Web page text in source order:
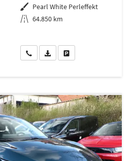
Außenfarbe Pearl White Perleffekt
Kilometerstand 64.850 km
Wir rufen Sie anPDF-Datei, Fahrzeugexposé